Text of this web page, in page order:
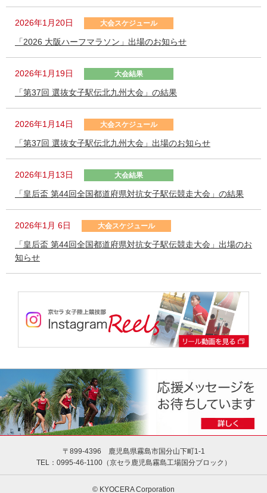
2026年1月20日 大会スケジュール
「2026 大阪ハーフマラソン」出場のお知らせ
2026年1月19日 大会結果
「第37回 選抜女子駅伝北九州大会」の結果
2026年1月14日 大会スケジュール
「第37回 選抜女子駅伝北九州大会」出場のお知らせ
2026年1月13日 大会結果
「皇后盃 第44回全国都道府県対抗女子駅伝競走大会」の結果
2026年1月 6日 大会スケジュール
「皇后盃 第44回全国都道府県対抗女子駅伝競走大会」出場のお
知らせ
〒899-4396 鹿児島県霧島市国分山下町1-1
TEL：0995-46-1100（京セラ⿅児島霧島⼯場国分ブロック）
© KYOCERA Corporation